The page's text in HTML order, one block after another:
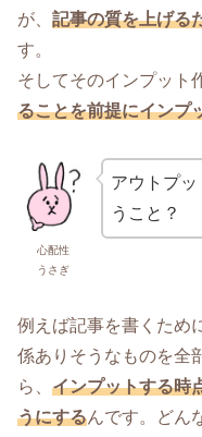
が、 記事の質を上げる
す。
そしてそのインプット
ることを前提にインプ
心配性
うさぎ
アウトプ
うこと？
例えば記事を書くため
係ありそうなものを全
ら、 インプットする時
うにするんです。どん